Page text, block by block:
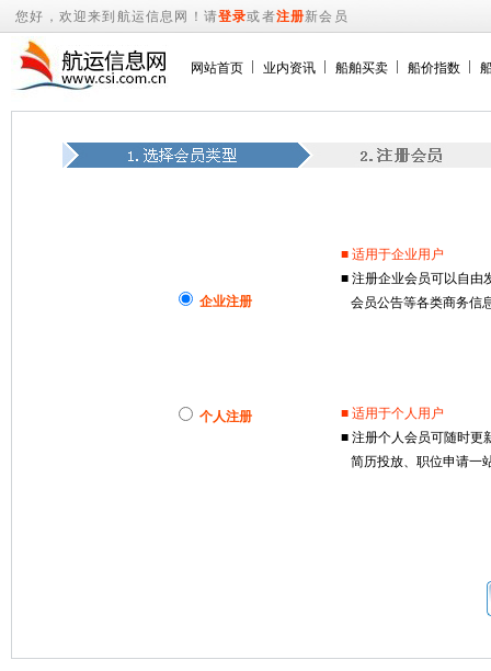
您好，欢迎来到航运信息网！请登录或者注册新会员
网站首页 业内资讯 船舶买卖 船价指数
企业注册
个人注册
■ 适用于企业用户
■ 注册企业会员可以自由
会员公告等各类商务信
■ 适用于个人用户
■ 注册个人会员可随时更
简历投放、职位申请一